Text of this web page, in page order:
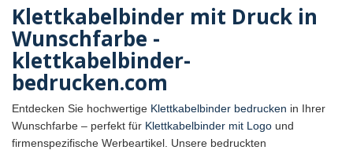
Klettkabelbinder mit Druck in
Wunschfarbe -
klettkabelbinder-
bedrucken.com
Entdecken Sie hochwertige Klettkabelbinder bedrucken in Ihrer
Wunschfarbe – perfekt für Klettkabelbinder mit Logo und
firmenspezifische Werbeartikel. Unsere bedruckten